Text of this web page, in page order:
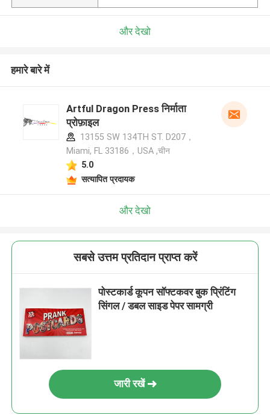
और देखो
हमारे बारे में
Artful Dragon Press निर्माता
प्रोफ़ाइल
13155 SW 134TH ST. D207，
Miami, FL 33186，USA ,चीन
5.0
सत्यापित प्रदायक
और देखो
सबसे उत्तम प्रतिदान प्राप्त करें
पोस्टकार्ड कूपन सॉफ्टकवर बुक प्रिंटिंग
सिंगल / डबल साइड पेपर सामग्री
जारी रखें